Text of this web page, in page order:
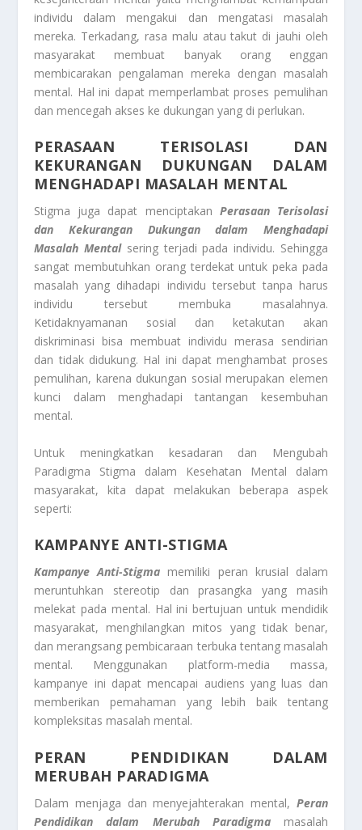
individu dalam mengakui dan mengatasi masalah
mereka. Terkadang, rasa malu atau takut di jauhi oleh
masyarakat membuat banyak orang enggan
membicarakan pengalaman mereka dengan masalah
mental. Hal ini dapat memperlambat proses pemulihan
dan mencegah akses ke dukungan yang di perlukan.
PERASAAN TERISOLASI DAN
KEKURANGAN DUKUNGAN DALAM
MENGHADAPI MASALAH MENTAL
Stigma juga dapat menciptakan Perasaan Terisolasi
dan Kekurangan Dukungan dalam Menghadapi
Masalah Mentalsering terjadi pada individu. Sehingga
sangat membutuhkan orang terdekat untuk peka pada
masalah yang dihadapi individu tersebut tanpa harus
individu tersebut membuka masalahnya.
Ketidaknyamanan sosial dan ketakutan akan
diskriminasi bisa membuat individu merasa sendirian
dan tidak didukung. Hal ini dapat menghambat proses
pemulihan, karena dukungan sosial merupakan elemen
kunci dalam menghadapi tantangan kesembuhan
mental.
Untuk meningkatkan kesadaran dan Mengubah
Paradigma Stigma dalam Kesehatan Mental dalam
masyarakat, kita dapat melakukan beberapa aspek
seperti:
KAMPANYE ANTI-STIGMA
Kampanye Anti-Stigma memiliki peran krusial dalam
meruntuhkan stereotip dan prasangka yang masih
melekat pada mental. Hal ini bertujuan untuk mendidik
masyarakat, menghilangkan mitos yang tidak benar,
dan merangsang pembicaraan terbuka tentang masalah
mental. Menggunakan platform-media massa,
kampanye ini dapat mencapai audiens yang luas dan
memberikan pemahaman yang lebih baik tentang
kompleksitas masalah mental.
PERAN PENDIDIKAN DALAM
MERUBAH PARADIGMA
Dalam menjaga dan menyejahterakan mental, Peran
Pendidikan dalam Merubah Paradigmamasalah